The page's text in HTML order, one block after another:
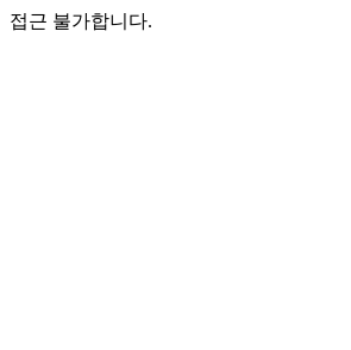
접근 불가합니다.